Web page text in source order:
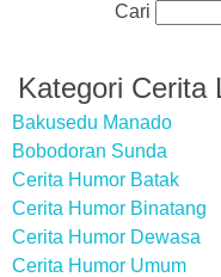
Cari
Kategori Cerita
Bakusedu Manado
Bobodoran Sunda
Cerita Humor Batak
Cerita Humor Binatang
Cerita Humor Dewasa
Cerita Humor Umum